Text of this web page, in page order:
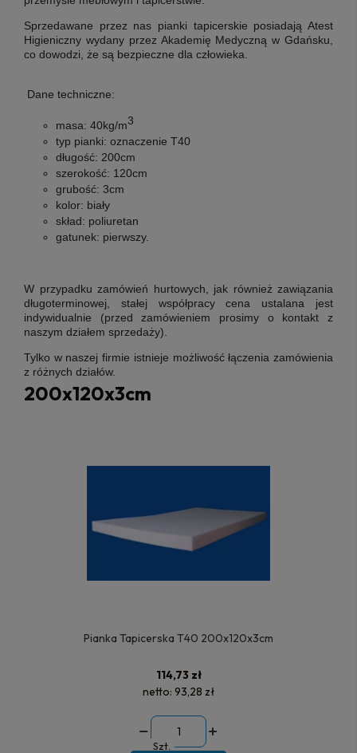
Sprzedawane przez nas pianki tapicerskie posiadają Atest
Higieniczny wydany przez Akademię Medyczną w Gdańsku,
co dowodzi, że są bezpieczne dla człowieka.
Dane techniczne:
masa: 40kg/m3
typ pianki: oznaczenie T40
długość: 200cm
szerokość: 120cm
grubość: 3cm
kolor: biały
skład: poliuretan
gatunek: pierwszy.
W przypadku zamówień hurtowych, jak również zawiązania
długoterminowej, stałej współpracy cena ustalana jest
indywidualnie (przed zamówieniem prosimy o kontakt z
naszym działem sprzedaży).
Tylko w naszej firmie istnieje możliwość łączenia zamówienia
z różnych działów.
200x120x3cm
Pianka Tapicerska T40 200x120x3cm
114,73 zł
netto: 93,28 zł
Szt.